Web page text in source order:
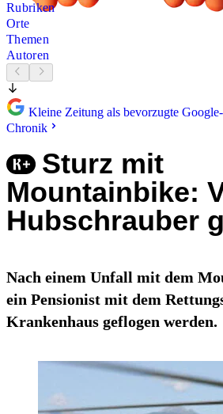
Rubriken
Orte
Themen
Autoren
Kleine Zeitung als bevorzugte
Chronik
Sturz mit
Mountainbike:
Hubschrauber
Nach einem Unfall mit dem
ein Pensionist mit dem
Krankenhaus geflogen werden.